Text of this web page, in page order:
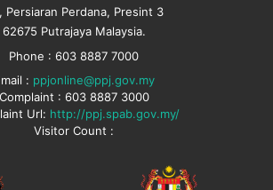
Persiaran Perdana, Presint 3
62675 Putrajaya Malaysia.
Phone : 603 8887 7000
: ppjonline@ppj.gov.my
Complaint : 603 8887 3000
Url: http://ppj.spab.gov.my/
Visitor Count :